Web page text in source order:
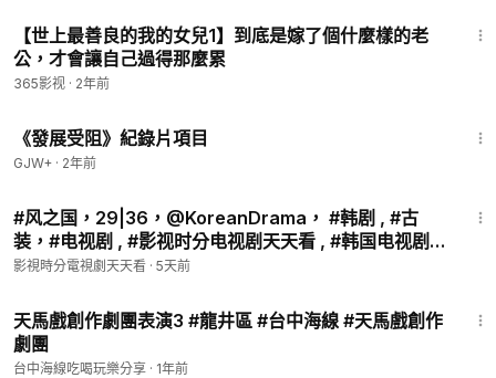
【世上最善良的我的女兒1】到底是嫁了個什麼樣的老
公，才會讓自己過得那麼累
365影视 · 2年前
《發展受阻》紀錄片項目
GJW+ · 2年前
#风之国，29|36，@KoreanDrama， #韩剧 , #古
装，#电视剧 , #影视时分电视剧天天看 , #韩国电视剧
,#爱情剧，#宋一国，#崔贞媛， #朴建炯 ，#郑进永 ，
根据金真画家的同
影視時分電視劇天天看 · 5天前
天馬戲創作劇團表演3 #龍井區 #台中海線 #天馬戲創作
劇團
台中海線吃喝玩樂分享 · 1年前